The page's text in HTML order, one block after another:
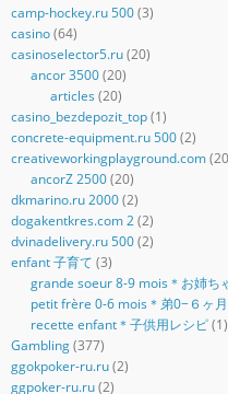
camp-hockey.ru 500(3)
casino(64)
casinoselector5.ru(20)
ancor 3500(20)
articles (20)
casino_bezdepozit_top(1)
concrete-equipment.ru 500(2)
creativeworkingplayground.com
ancorZ 2500(20)
dkmarino.ru 2000(2)
dogakentkres.com 2(2)
dvinadelivery.ru 500(2)
enfant 子育て (3)
grande soeur 8-9 mois＊お姉ち
petit frère 0-6 mois＊弟0−６ヶ月
recette enfant＊子供用レシピ(1)
Gambling(377)
ggokpoker-ru.ru(2)
ggpoker-ru.ru(2)